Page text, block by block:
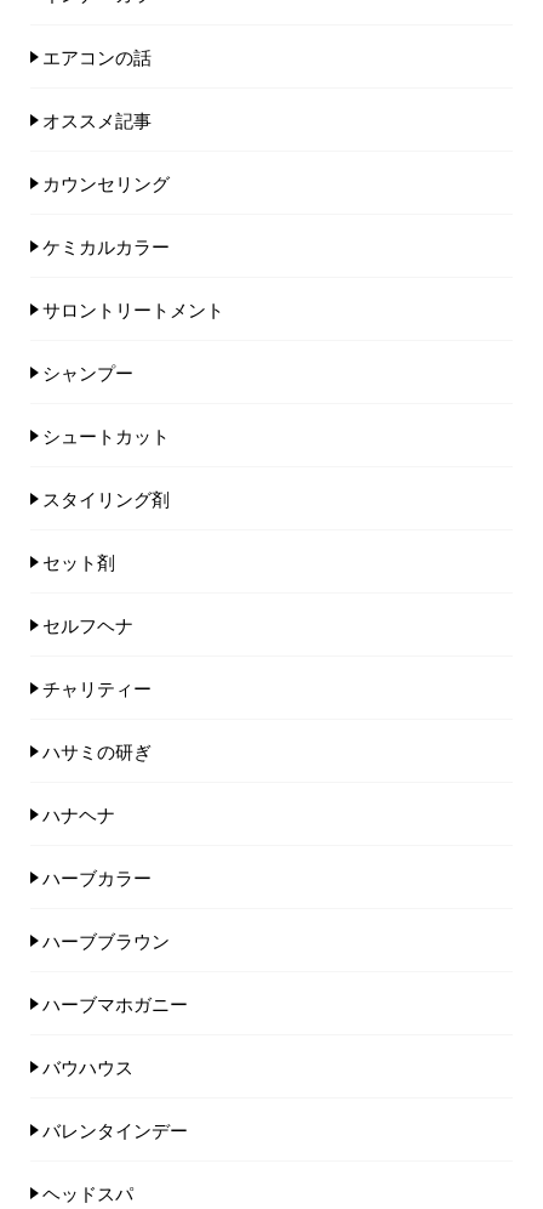
エアコンの話
オススメ記事
カウンセリング
ケミカルカラー
サロントリートメント
シャンプー
シュートカット
スタイリング剤
セット剤
セルフヘナ
チャリティー
ハサミの研ぎ
ハナヘナ
ハーブカラー
ハーブブラウン
ハーブマホガニー
バウハウス
バレンタインデー
ヘッドスパ